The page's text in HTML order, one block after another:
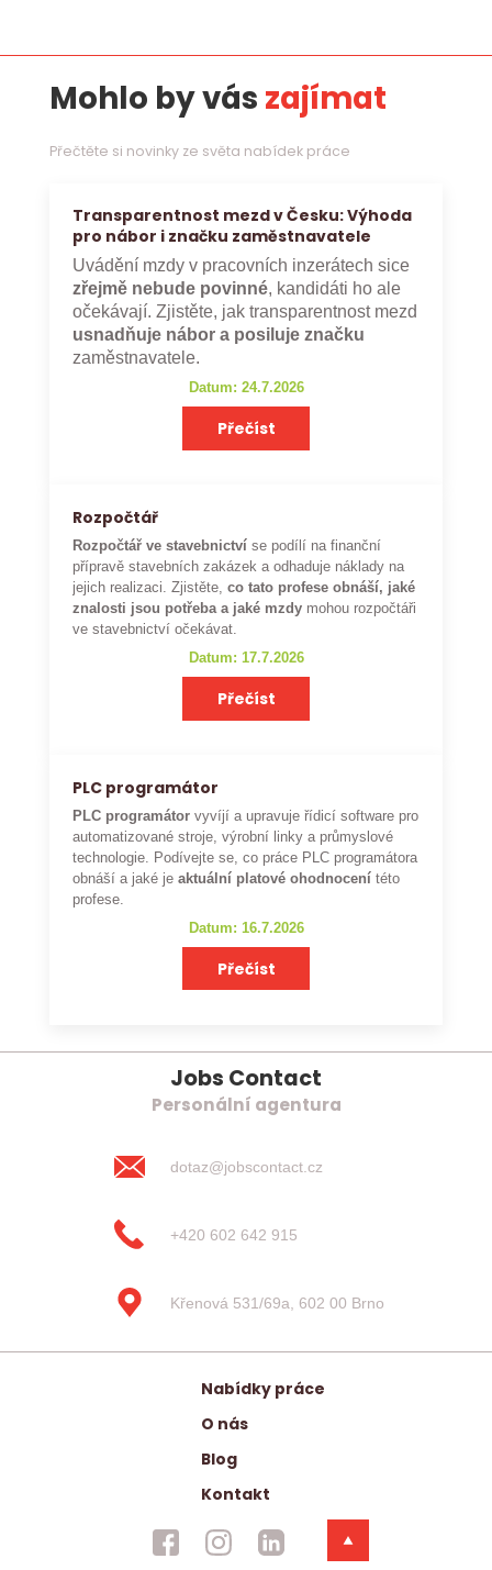
Mohlo by vás zajímat
Přečtěte si novinky ze světa nabídek práce
Transparentnost mezd v Česku: Výhoda
pro nábor i značku zaměstnavatele
Uvádění mzdy v pracovních inzerátech sice
zřejmě nebude povinné, kandidáti ho ale
očekávají. Zjistěte, jak transparentnost mezd
usnadňuje nábor a posiluje značku
zaměstnavatele.
Datum: 24.7.2026
Přečíst
Rozpočtář
Rozpočtář ve stavebnictví se podílí na finanční
přípravě stavebních zakázek a odhaduje náklady na
jejich realizaci. Zjistěte,co tato profese obnáší, jaké
znalosti jsou potřeba a jaké mzdy mohou rozpočtáři
ve stavebnictví očekávat.
Datum: 17.7.2026
Přečíst
PLC programátor
PLC programátor vyvíjí a upravuje řídicí software pro
automatizované stroje, výrobní linky a průmyslové
technologie. Podívejte se, co práce PLC programátora
obnáší a jaké je aktuální platové ohodnocení této
profese.
Datum: 16.7.2026
Přečíst
Jobs Contact
Personální agentura
dotaz@jobscontact.cz
+420 602 642 915
Křenová 531/69a, 602 00 Brno
Nabídky práce
O nás
Blog
Kontakt